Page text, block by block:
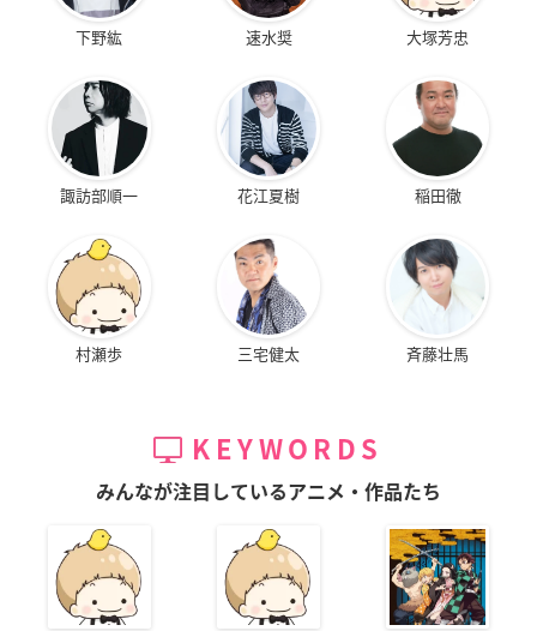
下野紘 速水奨 大塚芳忠
諏訪部順一 花江夏樹 稲田徹
村瀬歩 三宅健太 斉藤壮馬
KEYWORDS
みんなが注目しているアニメ・作品たち